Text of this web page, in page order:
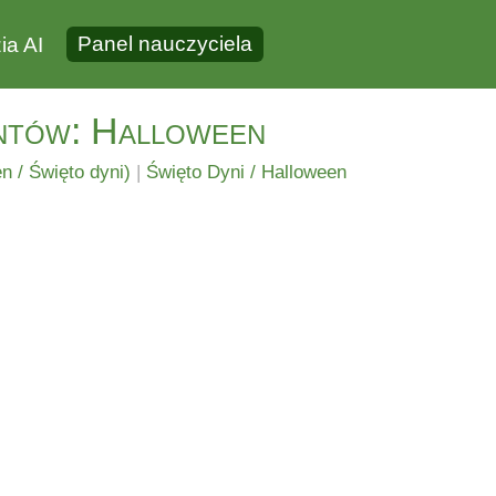
AI Panel nauczyciela
Halloween
/ Święto dyni) | Święto Dyni / Halloween